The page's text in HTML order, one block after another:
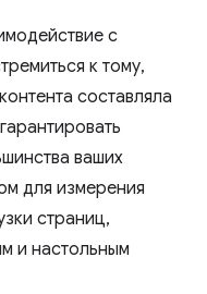
с
к тому,
составляла
ваших
для измерения
страниц,
и настольным